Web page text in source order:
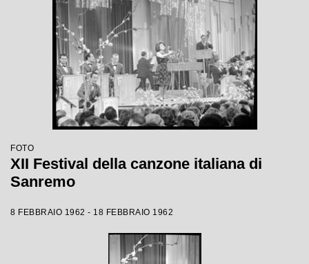
FOTO
XII Festival della canzone italiana di
Sanremo
8 FEBBRAIO 1962 - 18 FEBBRAIO 1962